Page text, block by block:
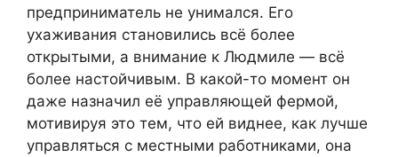
предприниматель не унимался. Его
ухаживания становились всё более
открытыми, а внимание к Людмиле — всё
более настойчивым. В какой-то момент он
даже назначил её управляющей фермой,
мотивируя это тем, что ей виднее, как лучше
управляться с местными работниками, она